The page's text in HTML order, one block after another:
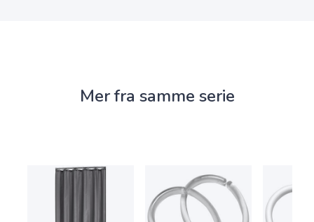
Mer fra samme serie